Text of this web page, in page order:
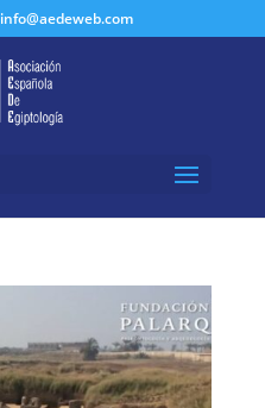
info@aedeweb.com